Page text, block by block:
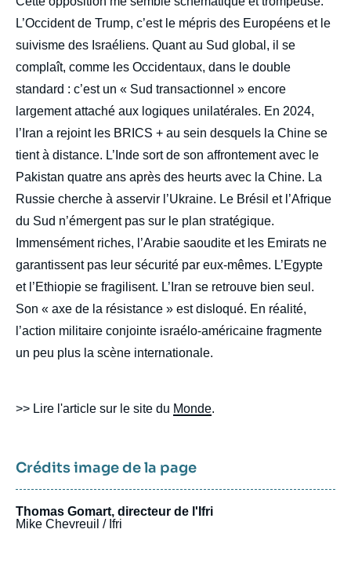
L’Occident de Trump, c’est le mépris des Européens et le
suivisme des Israéliens. Quant au Sud global, il se
complaît, comme les Occidentaux, dans le double
standard : c’est un « Sud transactionnel » encore
largement attaché aux logiques unilatérales. En 2024,
l’Iran a rejoint les BRICS + au sein desquels la Chine se
tient à distance. L’Inde sort de son affrontement avec le
Pakistan quatre ans après des heurts avec la Chine. La
Russie cherche à asservir l’Ukraine. Le Brésil et l’Afrique
du Sud n’émergent pas sur le plan stratégique.
Immensément riches, l’Arabie saoudite et les Emirats ne
garantissent pas leur sécurité par eux-mêmes. L’Egypte
et l’Ethiopie se fragilisent. L’Iran se retrouve bien seul.
Son « axe de la résistance » est disloqué. En réalité,
l’action militaire conjointe israélo-américaine fragmente
un peu plus la scène internationale.
>> Lire l'article sur le site du Monde.
Crédits image de la page
Thomas Gomart, directeur de l'Ifri
Mike Chevreuil / Ifri